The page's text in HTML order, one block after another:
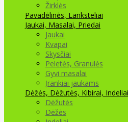
Žirklės
Pavadėlinės, Lanksteliai
Jaukai, Masalai, Priedai
Jaukai
Kvapai
Skysčiai
Peletės, Granulės
Gyvi masalai
Įrankiai jaukams
Dėžės, Dėžutės, Kibirai, Indeliai
Dėžutės
Dėžės